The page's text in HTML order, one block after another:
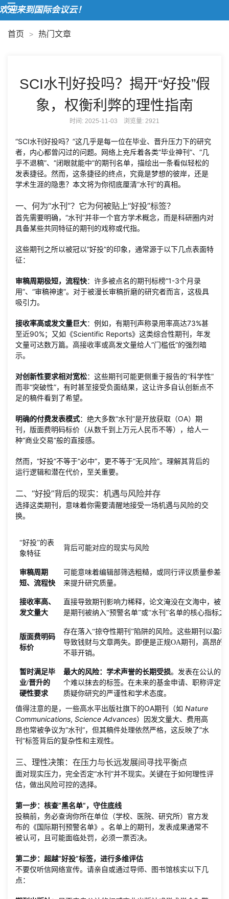
来到国际会议云！
首页 > 热门文章
SCI水刊好投吗？揭开“好投”假
象，权衡利弊的理性指南
时间: 2025-11-03 浏览量: 2921
“SCI水刊好投吗？”这几乎是每一位在毕业、晋升压力下的研究
者，内心都曾闪过的问题。网络上充斥着各类“毕业神刊”、“几
乎不退稿”、“闭眼就能中”的期刊名单，描绘出一条看似轻松的
发表捷径。然而，这条捷径的终点，究竟是梦想的彼岸，还是
学术生涯的隐患？本文将为你彻底厘清“水刊”的真相。
一、何为“水刊”？它为何被贴上“好投”标签？
首先需要明确，“水刊”并非一个官方学术概念，而是科研圈内对
具备某些共同特征的期刊的戏称或代指。
这些期刊之所以被冠以“好投”的印象，通常源于以下几点表面特
征：
审稿周期极短，流程快：许多被点名的期刊标榜“1-3个月录
用”、“审稿神速”。对于被漫长审稿折磨的研究者而言，这极具
吸引力。
接收率高或发文量巨大：例如，有期刊声称录用率高达73%甚
至近90%；又如《Scientific Reports》这类综合性期刊，年发
文量可达数万篇。高接收率或高发文量给人“门槛低”的强烈暗
示。
对创新性要求相对宽松：这些期刊可能更侧重于报告的“科学性”
而非“突破性”，有时甚至接受负面结果，这让许多自认创新点不
足的稿件看到了希望。
明确的付费发表模式：绝大多数“水刊”是开放获取（OA）期
刊，版面费明码标价（从数千到上万元人民币不等），给人一
种“商业交易”般的直接感。
然而，“好投”不等于“必中”，更不等于“无风险”。理解其背后的
运行逻辑和潜在代价，至关重要。
二、“好投”背后的现实：机遇与风险并存
选择这类期刊，意味着你需要清醒地接受一场机遇与风险的交
换。
“好投”的表
象特征
背后可能对应的现实与风险
审稿周期
短、流程快
可能意味着编辑部筛选粗糙，或同行评议质量参差
来提升研究质量。
接收率高、
发文量大
直接导致期刊影响力稀释，论文淹没在文海中，被
是期刊被纳入“预警名单”或“水刊”名单的核心指标之
版面费明码
标价
存在落入“掠夺性期刊”陷阱的风险。这些期刊以盈
导致钱财与文章两失。即便是正规OA期刊，高昂的
不菲开销。
暂时满足毕
业/晋升的
硬性要求
最大的风险：学术声誉的长期受损。发表在公认的“
个难以抹去的标签。在未来的基金申请、职称评定
质疑你研究的严谨性和学术态度。
值得注意的是，一些高水平出版社旗下的OA期刊（如 Nature
Communications, Science Advances）因发文量大、费用高
昂也常被争议为“水刊”，但其稿件处理依然严格，这反映了“水
刊”标签背后的复杂性和主观性。
三、理性决策：在压力与长远发展间寻找平衡点
面对现实压力，完全否定“水刊”并不现实。关键在于如何理性评
估，做出风险可控的选择。
第一步：核查“黑名单”，守住底线
投稿前，务必查询你所在单位（学校、医院、研究所）官方发
布的《国际期刊预警名单》。名单上的期刊，发表成果通常不
被认可，且可能面临处罚，必须一票否决。
第二步：超越“好投”标签，进行多维评估
不要仅听信网络宣传。请亲自或通过导师、图书馆核实以下几
点：